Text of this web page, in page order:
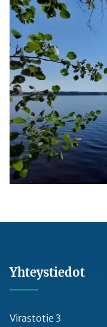
Yhteystiedot
Virastotie 3